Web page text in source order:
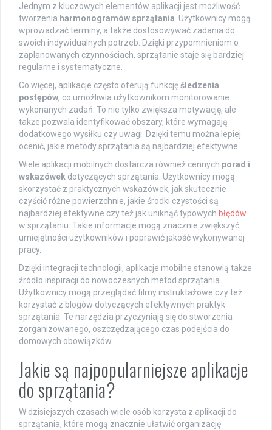
Jednym z kluczowych elementów aplikacji jest możliwość
tworzenia harmonogramów sprzątania . Użytkownicy mogą
wprowadzać terminy, a także dostosowywać zadania do
swoich indywidualnych potrzeb. Dzięki przypomnieniom o
zaplanowanych czynnościach, sprzątanie staje się bardziej
regularne i systematyczne.
Co więcej, aplikacje często oferują funkcjęśledzenia
postępów, co umożliwia użytkownikom monitorowanie
wykonanych zadań. To nie tylko zwiększa motywację, ale
także pozwala identyfikować obszary, które wymagają
dodatkowego wysiłku czy uwagi. Dzięki temu można lepiej
ocenić, jakie metody sprzątania są najbardziej efektywne.
Wiele aplikacji mobilnych dostarcza również cennych porad i
wskazówek dotyczących sprzątania. Użytkownicy mogą
skorzystać z praktycznych wskazówek, jak skutecznie
czyścić różne powierzchnie, jakie środki czystości są
najbardziej efektywne czy też jak uniknąć typowych błędów
w sprzątaniu. Takie informacje mogą znacznie zwiększyć
umiejętności użytkowników i poprawić jakość wykonywanej
pracy.
Dzięki integracji technologii, aplikacje mobilne stanowią także
źródło inspiracji do nowoczesnych metod sprzątania.
Użytkownicy mogą przeglądać filmy instruktażowe czy też
korzystać z blogów dotyczących efektywnych praktyk
sprzątania. Te narzędzia przyczyniają się do stworzenia
zorganizowanego, oszczędzającego czas podejścia do
domowych obowiązków.
Jakie są najpopularniejsze aplikacje
do sprzątania?
W dzisiejszych czasach wiele osób korzysta z aplikacji do
sprzątania, które mogą znacznie ułatwić organizację